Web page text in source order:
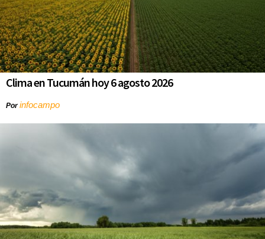
Clima en Tucumán hoy 6 agosto 2026
Porinfocampo